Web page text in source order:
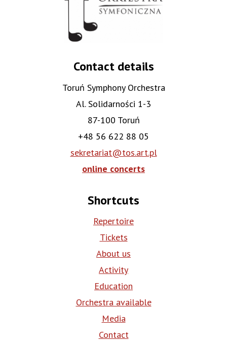
Contact details
Toruń Symphony Orchestra
Al. Solidarności 1-3
87-100 Toruń
+48 56 622 88 05
sekretariat@tos.art.pl
online concerts
Shortcuts
Repertoire
Tickets
About us
Activity
Education
Orchestra available
Media
Contact